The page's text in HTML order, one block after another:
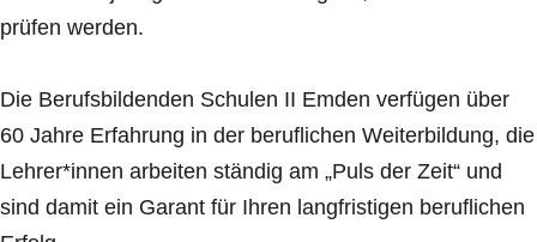
prüfen werden.
Die Berufsbildenden Schulen II Emden verfügen über
60 Jahre Erfahrung in der beruflichen Weiterbildung, die
Lehrer*innen arbeiten ständig am „Puls der Zeit“ und
sind damit ein Garant für Ihren langfristigen beruflichen